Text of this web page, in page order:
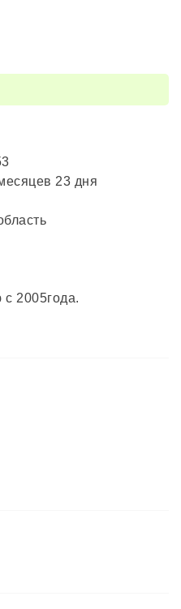
23 дня
2005года.